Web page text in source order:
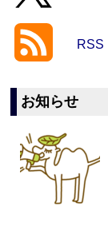
RSS
お知らせ